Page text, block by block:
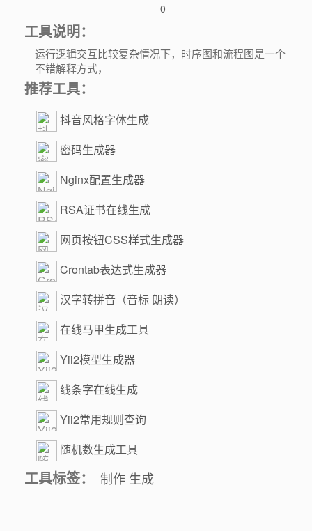
0
工具说明：
运行逻辑交互比较复杂情况下，时序图和流程图是一个
不错解释方式，
推荐工具：
抖音风格字体生成
密码生成器
Nginx配置生成器
RSA证书在线生成
网页按钮CSS样式生成器
Crontab表达式生成器
汉字转拼音（音标 朗读）
在线马甲生成工具
Yii2模型生成器
线条字在线生成
Yii2常用规则查询
随机数生成工具
工具标签： 制作 生成